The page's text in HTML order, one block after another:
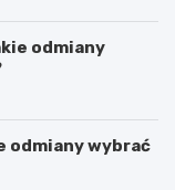
odmiany
odmiany wybrać